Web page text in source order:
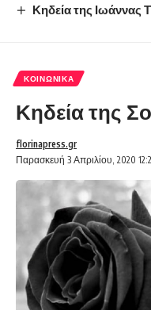
Κηδεία της Ιωάννας
ΚΟΙΝΩΝΙΚΆ
Κηδεία της
Παρασκευή 3 Απριλίου, 2020
florinapress.gr